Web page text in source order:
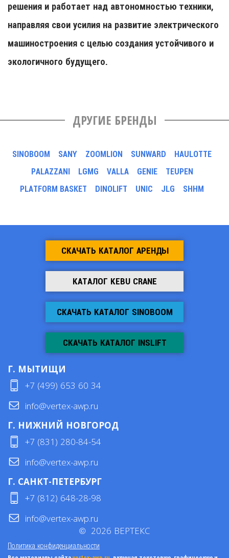
решения и работает над автономностью техники,
направляя свои усилия на развитие электрического
машиностроения с целью создания устойчивого и
экологичного будущего.
ДРУГИЕ БРЕНДЫ
SINOBOOM SANY ZOOMLION SUNWARD
HAULOTTE
PALAZZANI
LGMG VALLA GENIE
TEUPEN
PLATFORM BASKET
DINOLIFT UNIC JLG SHHM
СКАЧАТЬ КАТАЛОГ АРЕНДЫ
КАТАЛОГ KEBU CRANE
СКАЧАТЬ КАТАЛОГ SINOBOOM
СКАЧАТЬ КАТАЛОГ INSLIFT
Г. МЫТИЩИ
+7 (499) 653 60 34
info@vertex-awp.ru
Г. НИЖНИЙ НОВГОРОД
+7 (831) 280-84-54
info@vertex-awp.ru
Г. САНКТ-ПЕТЕРБУРГ
+7 (812) 648-28-98
info@vertex-awp.ru
Политика конфиденциальности
© 2026 ВЕРТЕКС